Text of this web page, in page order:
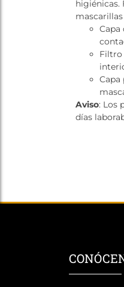
higiénicas.
mascarillas
Filtro
Capa
Aviso: Los
días